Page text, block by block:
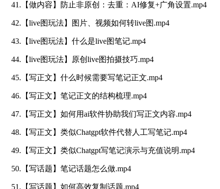
41.【做内容】防止非原创：去重：AI修复+广角设置.mp4
42.【live图玩法】图片、视频如何转live图.mp4
43.【live图玩法】什么是live图笔记.mp4
44.【live图玩法】原创live图拍摄技巧.mp4
45.【写正文】什么时候需要写笔记正文.mp4
46.【写正文】笔记正文的结构梳理.mp4
47.【写正文】如何用ai软件协助我们写正文内容.mp4
48.【写正文】类似Chatgpt软件代替人工写笔记.mp4
49.【写正文】类似Chatgpt写笔记演示与充值说明.mp4
50.【写话题】笔记话题怎么做.mp4
51.【写话题】如何高效复制话题.mp4